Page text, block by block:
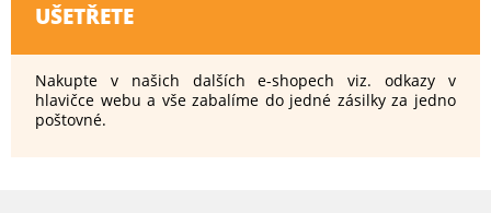
UŠETŘETE
Nakupte v našich dalších e-shopech viz. odkazy v
hlavičce webu a vše zabalíme do jedné zásilky za jedno
poštovné.